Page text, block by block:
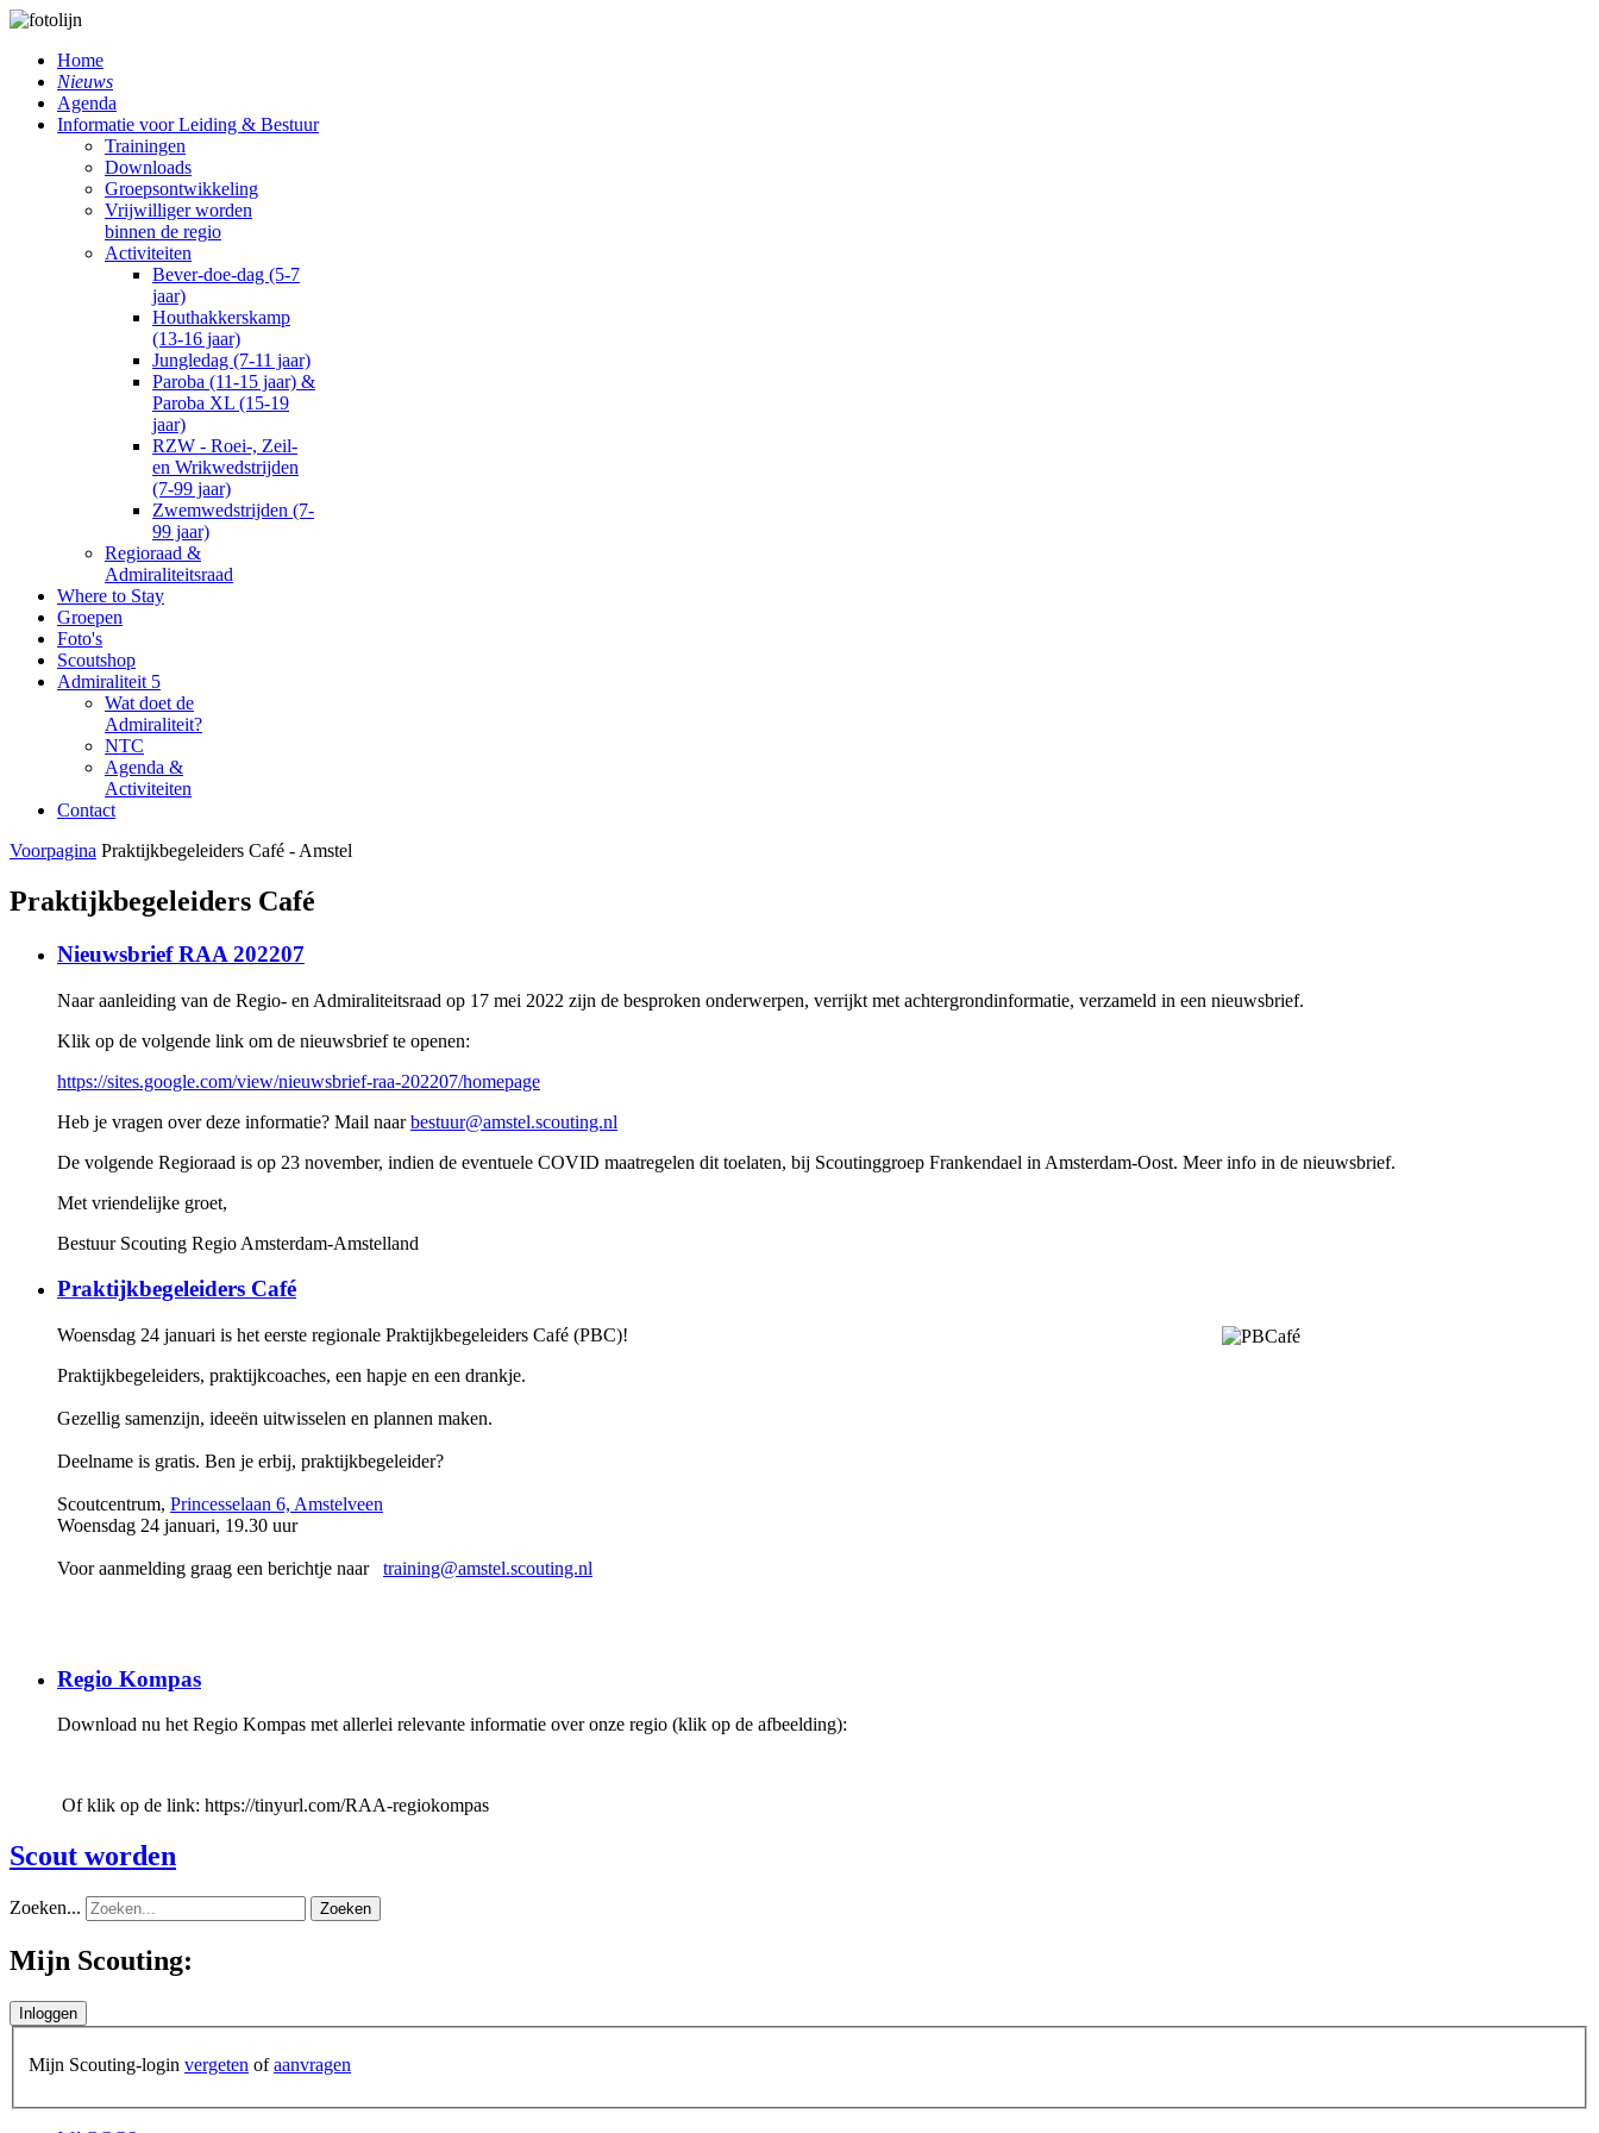
Home
Nieuws
Agenda
Informatie voor Leiding & Bestuur
Trainingen
Downloads
Groepsontwikkeling
Vrijwilliger worden
binnen de regio
Activiteiten
Bever-doe-dag (5-7
jaar)
Houthakkerskamp
(13-16 jaar)
Jungledag (7-11 jaar)
Paroba (11-15 jaar) &
Paroba XL (15-19
jaar)
RZW - Roei-, Zeil-
en Wrikwedstrijden
(7-99 jaar)
Zwemwedstrijden (7-
99 jaar)
Regioraad &
Admiraliteitsraad
Where to Stay
Groepen
Foto's
Scoutshop
Admiraliteit 5
Wat doet de
Admiraliteit?
NTC
Agenda &
Activiteiten
Contact
Voorpagina Praktijkbegeleiders Café - Amstel
Praktijkbegeleiders Café
Nieuwsbrief RAA 202207
Naar aanleiding van de Regio- en Admiraliteitsraad op 17 mei 2022 zijn de besproken onderwerpen, verrijkt met achtergrondinformatie, verzameld in een nieuwsbrief.
Klik op de volgende link om de nieuwsbrief te openen:
https://sites.google.com/view/nieuwsbrief-raa-202207/homepage
Heb je vragen over deze informatie? Mail naarbestuur@amstel.scouting.nl
De volgende Regioraad is op 23 november, indien de eventuele COVID maatregelen dit toelaten, bij Scoutinggroep Frankendael in Amsterdam-Oost. Meer info in de nieuwsbrief.
Met vriendelijke groet,
Bestuur Scouting Regio Amsterdam-Amstelland
Praktijkbegeleiders Café
Woensdag 24 januari is het eerste regionale Praktijkbegeleiders Café (PBC)!
Praktijkbegeleiders, praktijkcoaches, een hapje en een drankje.
Gezellig samenzijn, ideeën uitwisselen en plannen maken.
Deelname is gratis. Ben je erbij, praktijkbegeleider?
Scoutcentrum, Princesselaan 6, Amstelveen
Woensdag 24 januari, 19.30 uur
Voor aanmelding graag een berichtje naar training@amstel.scouting.nl
Regio Kompas
Download nu het Regio Kompas met allerlei relevante informatie over onze regio (klik op de afbeelding):
Of klik op de link: https://tinyurl.com/RAA-regiokompas
Scout worden
Zoeken... Zoeken
Mijn Scouting:
Mijn Scouting-login vergeten ofaanvragen